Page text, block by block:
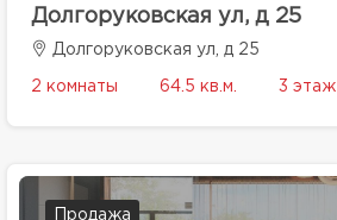
Долгоруковская ул, д 25
Долгоруковская ул, д 25
2 комнаты 64.5 кв.м. 3 этаж
Продажа